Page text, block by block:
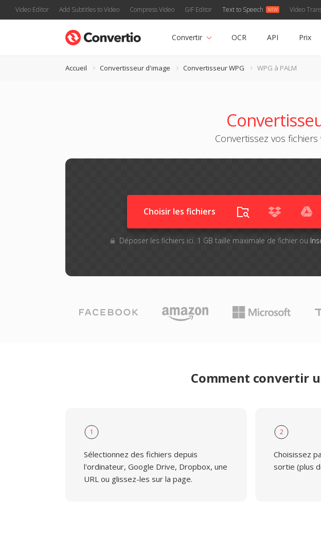
Video Editor Add Subtitles to Video Compress Video GIF Editor Text to Speech Video
Convertir OCR API Prix
Accueil Convertisseur d'image Convertisseur WPG WPG à PALM
Convertissez vos
Choisir les fichiers
Déposer les fichiers ici. 1 GB taille maximale de fichier ou
Comment convertir
1
Sélectionnez des fichiers depuis
l'ordinateur, Google Drive, Dropbox, une
URL ou glissez-les sur la page.
2
Choisissez
sortie (plus